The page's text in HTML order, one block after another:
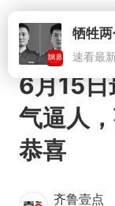
6月15日
气逼人
恭喜
齐鲁壹点